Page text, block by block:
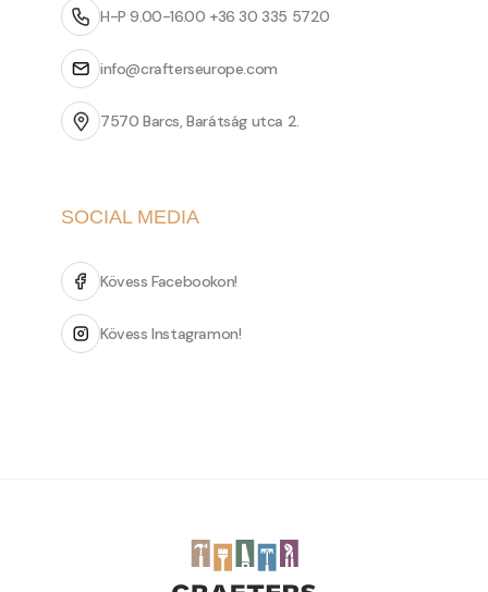
H-P 9.00-16.00 +36 30 335 5720
info@crafterseurope.com
7570 Barcs, Barátság utca 2.
SOCIAL MEDIA
Kövess Facebookon!
Kövess Instagramon!